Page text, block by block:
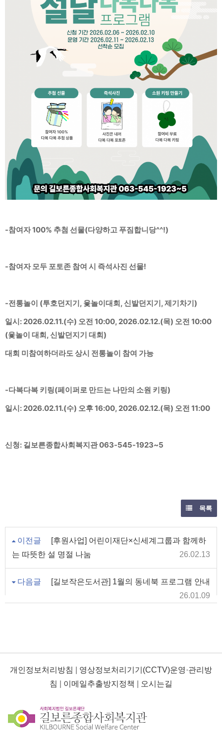
-참여자 100% 추첨 선물(다양하고 푸짐합니당^^!)
-참여자 모두 포토존 참여 시 즉석사진 선물!
-전통놀이 (투호던지기, 윷놀이대회, 신발던지기, 제기차기)
일시: 2026.02.11.(수) 오전 10:00, 2026.02.12.(목) 오전 10:00
(윷놀이 대회, 신발던지기 대회)
대회 미참여하더라도 상시 전통놀이 참여 가능
-다복다복 키링(페이퍼로 만드는 나만의 소원 키링)
일시: 2026.02.11.(수) 오후 16:00, 2026.02.12.(목) 오전 11:00
신청: 길보른종합사회복지관 063-545-1923~5
목록
이전글
[후원사업] 어린이재단×신세계그룹과 함께하
는 따뜻한 설 명절 나눔
26.02.13
다음글
[길보작은도서관] 1월의 동네북 프로그램 안내
26.01.09
개인정보처리방침
영상정보처리기기(CCTV)운영·관리방
침
이메일추출방지정책 오시는길